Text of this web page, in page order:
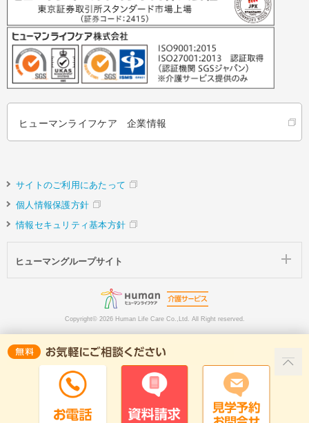
ヒューマンライフケア 企業情報
サイトのご利用にあたって
個人情報保護方針
情報セキュリティ基本方針
ヒューマングループサイト
Copyright© 2026 Human Life Care Co.,Ltd. All Right reserved.